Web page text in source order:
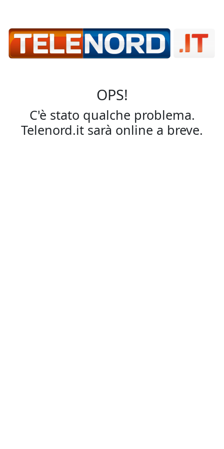
OPS!
C'è stato qualche problema.
Telenord.it sarà online a breve.